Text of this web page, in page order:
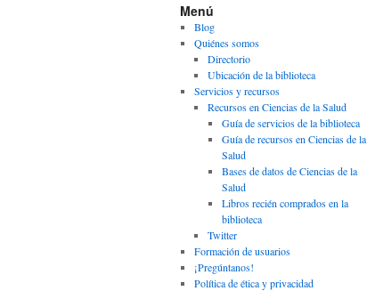
Menú
Blog
Quiénes somos
Directorio
Ubicación de la biblioteca
Servicios y recursos
Recursos en Ciencias de la Salud
Guía de servicios de la biblioteca
Guía de recursos en Ciencias de la
Salud
Bases de datos de Ciencias de la
Salud
Libros recién comprados en la
biblioteca
Twitter
Formación de usuarios
¡Pregúntanos!
Política de ética y privacidad